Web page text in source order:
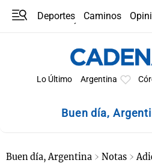
Deportes Caminos
Lo Último Argentina
Buen día,
Buen día, Argentina Notas